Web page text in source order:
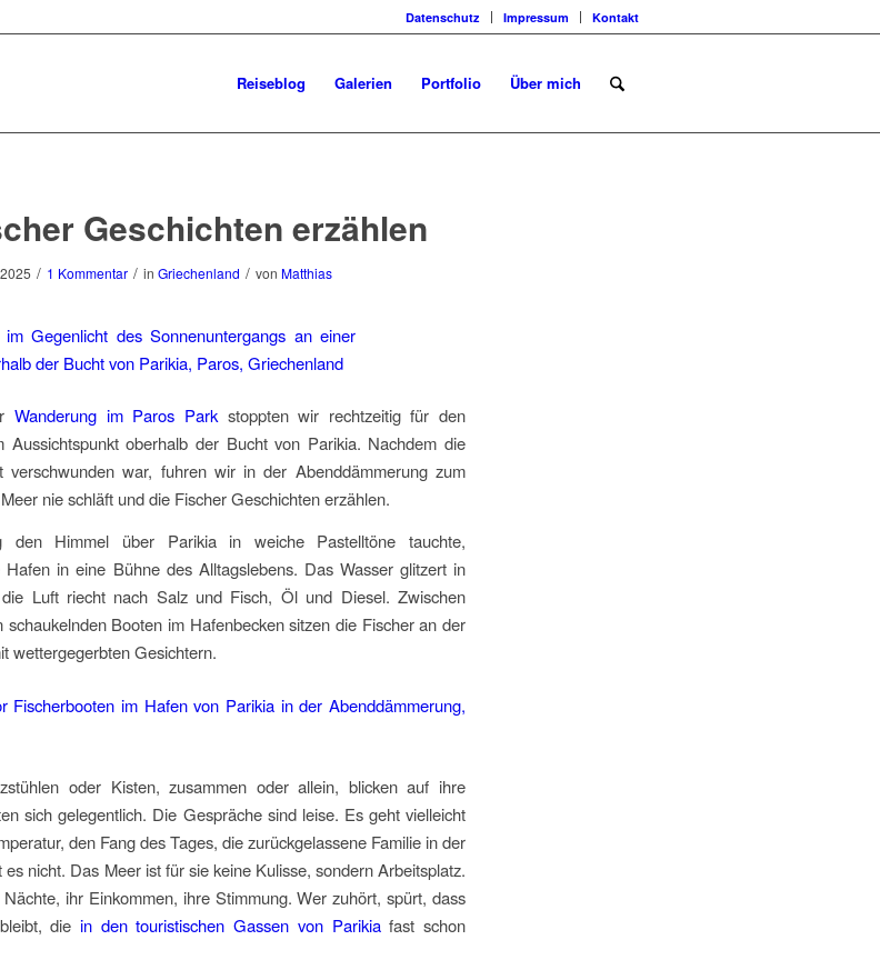
Datenschutz Impressum Kontakt
Reiseblog Galerien Portfolio Über mich
Geschichten erzählen
/ 1 Kommentar / in Griechenland / von Matthias
Wanderung im Paros Parkstoppten wir rechtzeitig für den
Aussichtspunkt oberhalb der Bucht von Parikia. Nachdem die
verschwunden war, fuhren wir in der Abenddämmerung zum
nie schläft und die Fischer Geschichten erzählen.
den Himmel über Parikia in weiche Pastelltöne tauchte,
in eine Bühne des Alltagslebens. Das Wasser glitzert in
Luft riecht nach Salz und Fisch, Öl und Diesel. Zwischen
schaukelnden Booten im Hafenbecken sitzen die Fischer an der
wettergegerbten Gesichtern.
oder Kisten, zusammen oder allein, blicken auf ihre
sich gelegentlich. Die Gespräche sind leise. Es geht vielleicht
den Fang des Tages, die zurückgelassene Familie in der
nicht. Das Meer ist für sie keine Kulisse, sondern Arbeitsplatz.
ihr Einkommen, ihre Stimmung. Wer zuhört, spürt, dass
die in den touristischen Gassen von Parikiafast schon